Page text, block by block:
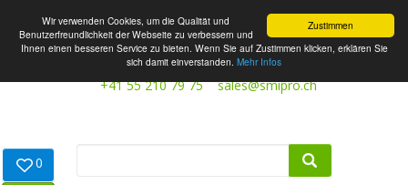
Zustimmen
Wir verwenden Cookies, um die Qualität und
Benutzerfreundlichkeit der Webseite zu verbessern und
Ihnen einen besseren Service zu bieten. Wenn Sie auf Zustimmen klicken, erklären Sie
sich damit einverstanden. Mehr Infos
+41 55 210 79 75 sales@smipro.ch
0